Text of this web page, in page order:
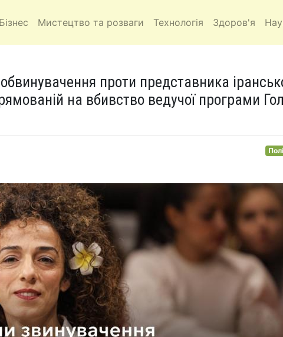
Бізнес Мистецтво та розваги Технологія Здоров'я
проти представника
на вбивство ведучої програми